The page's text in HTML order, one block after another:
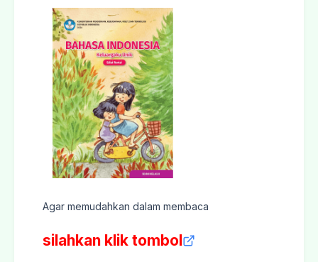
Agar memudahkan dalam membaca
silahkan klik tombol